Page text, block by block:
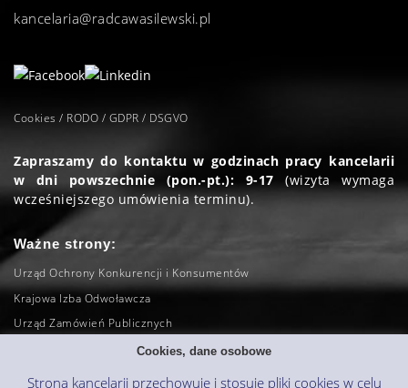
kancelaria@radcawasilewski.pl
Cookies / RODO / GDPR / DSGVO
Zapraszamy do kontaktu w godzinach pracy kancelarii
w dni powszechnie (pon.-pt.): 9-17 (wizyta wymaga
wcześniejszego umówienia terminu).
Ważne strony:
Urząd Ochrony Konkurencji i Konsumentów
Krajowa Izba Odwoławcza
Urząd Zamówień Publicznych
Cookies, dane osobowe
Strona kancelarii przechowuje i stosuje pliki cookies w celu